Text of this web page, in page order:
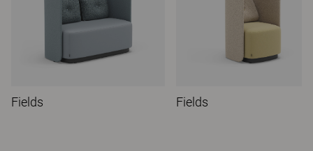
Fields Fields